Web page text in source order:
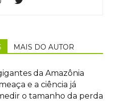
MAIS DO AUTOR
da Amazônia
e a ciência já
o tamanho da perda